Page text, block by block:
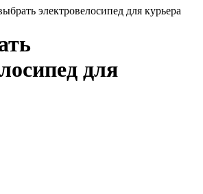
электровелосипед для курьера
для